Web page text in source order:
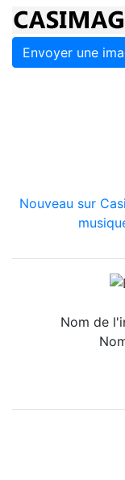
Envoyer une
Nouveau sur
Nom de